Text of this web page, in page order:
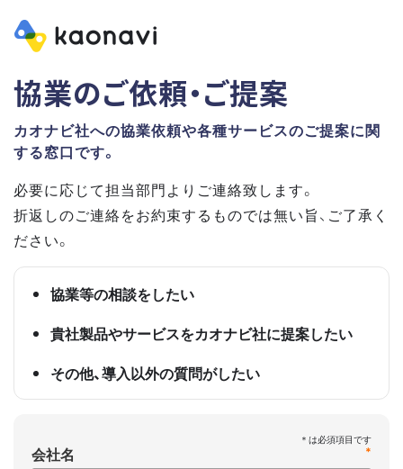
協業のご依頼・ご提案
カオナビ社への協業依頼や各種サービスのご提案に関
する窓口です。
必要に応じて担当部門よりご連絡致します。
折返しのご連絡をお約束するものでは無い旨、ご了承く
ださい。
協業等の相談をしたい
貴社製品やサービスをカオナビ社に提案したい
その他、導入以外の質問がしたい
*
会社名